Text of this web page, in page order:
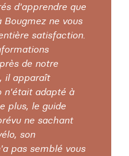
d'apprendre que
Bougmez ne vous
satisfaction.
de notre
il apparaît
n'était adapté à
plus, le guide
ne sachant
son
pas semblé vous